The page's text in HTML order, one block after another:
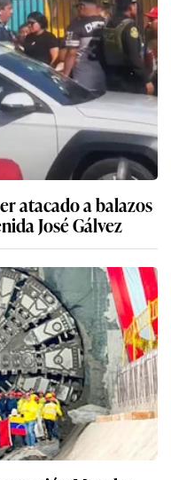
atacado a balazos
José Gálvez